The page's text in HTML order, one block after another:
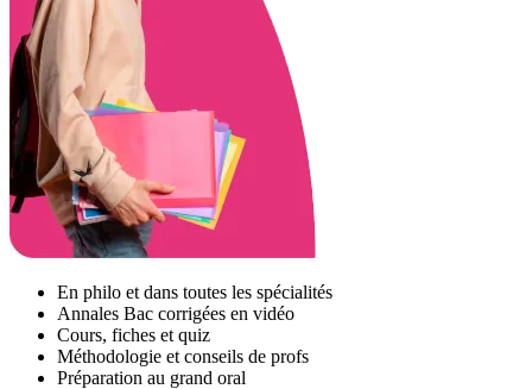
En philo et dans toutes les spécialités
Annales Bac corrigées en vidéo
Cours, fiches et quiz
Méthodologie et conseils de profs
Préparation au grand oral